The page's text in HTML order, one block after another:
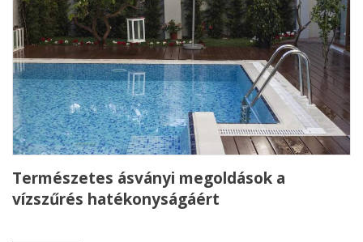
Természetes ásványi megoldások a
vízszűrés hatékonyságáért